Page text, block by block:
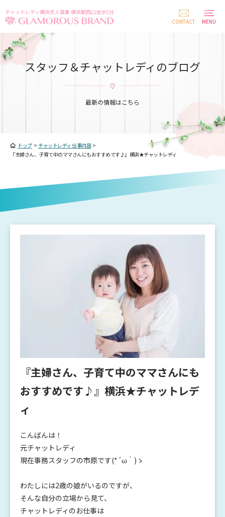
チャットレディ横浜求人募集 横浜駅西口徒歩5分
CONTACT
MENU
スタッフ＆チャットレディのブログ
最新の情報はこちら
トップ> チャットレディ 仕事内容>
『主婦さん、子育て中のママさんにもおすすめです♪』横浜★チャットレディ
『主婦さん、子育て中のママさんにも
おすすめです♪』横浜★チャットレデ
ィ
こんばんは！
元チャットレディ
現在事務スタッフの市原です(*´ω｀)ゝ
わたしには2歳の娘がいるのですが、
そんな自分の立場から見て、
チャットレディのお仕事は